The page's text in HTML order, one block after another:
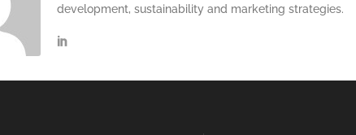
development, sustainability and marketing strategies.